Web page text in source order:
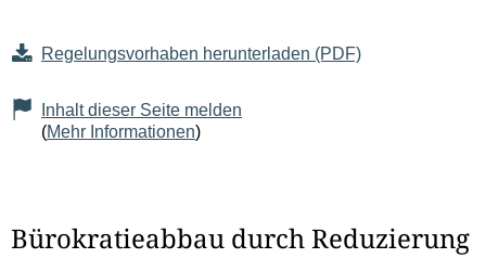
Regelungsvorhaben herunterladen (PDF)
Inhalt dieser Seite melden
(Mehr Informationen)
Bürokratieabbau durch Reduzierung